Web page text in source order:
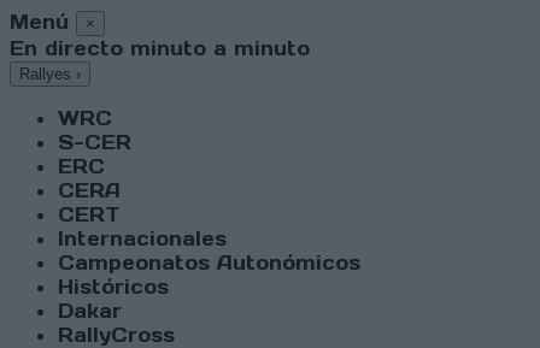
Menú ×
En directo minuto a minuto
Rallyes ›
WRC
S-CER
ERC
CERA
CERT
Internacionales
Campeonatos Autonómicos
Históricos
Dakar
RallyCross